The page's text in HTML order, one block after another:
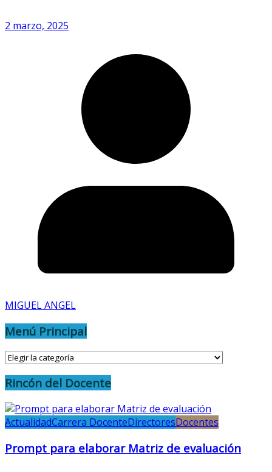
2 marzo, 2025
MIGUEL ANGEL
Menú Principal
Menú
Rincón del Docente
ActualidadCarrera DocenteDirectoresDocentes
Prompt para elaborar Matriz de evaluación